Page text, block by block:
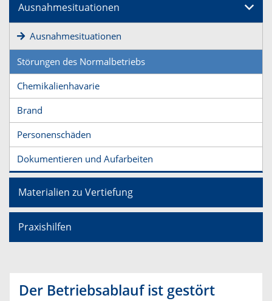
Ausnahmesituationen
Ausnahmesituationen
Störungen des Normalbetriebs
Chemikalienhavarie
Brand
Personenschäden
Dokumentieren und Aufarbeiten
Materialien zu Vertiefung
Praxishilfen
Der Betriebsablauf ist gestört